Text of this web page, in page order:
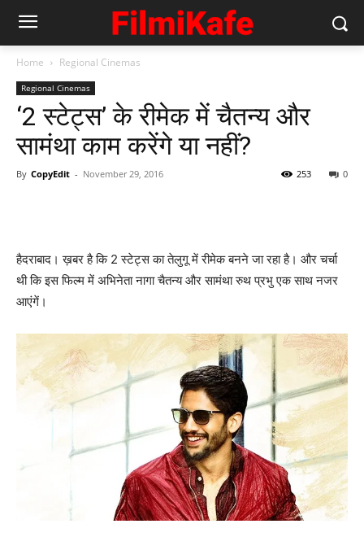
Home Regional Cinemas
Regional Cinemas
‘2 स्टेट्स’ के रीमेक में चैतन्‍य और
सामंथा काम करेंगे या नहीं?
By CopyEdit - November 29, 2016 0
253
हैदराबाद। ख़बर है कि 2 स्‍टेट्स का तेलुगू में रीमेक बनने जा रहा है। और चर्चा
थी कि इस फिल्‍म में अभिनेता नागा चैतन्‍य और सामंथा रुथ प्रभु एक साथ नजर
आएंगें।